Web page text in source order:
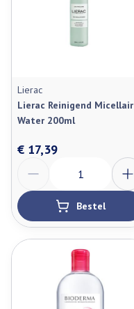
Lierac
Lierac Reinigend Micellair
Water 200ml
€ 17,39
Bestel